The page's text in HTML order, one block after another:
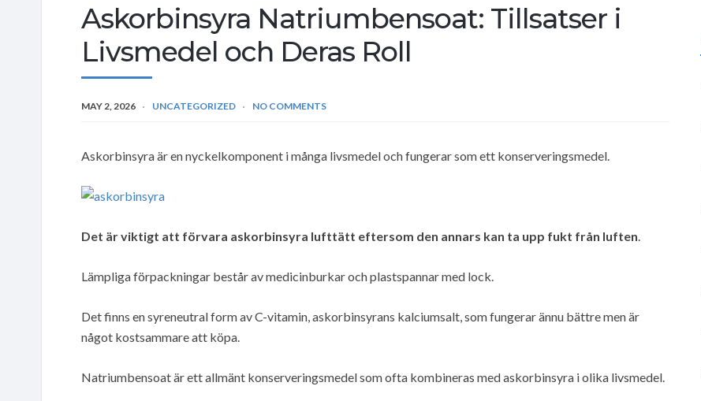
Askorbinsyra Natriumbensoat: Tillsatser i
Livsmedel och Deras Roll
MAY 2, 2026 UNCATEGORIZED NO COMMENTS
Askorbinsyra är en nyckelkomponent i många livsmedel och fungerar som ett konserveringsmedel.
Det är viktigt att förvara askorbinsyra lufttätt eftersom den annars kan ta upp fukt från luften.
Lämpliga förpackningar består av medicinburkar och plastspannar med lock.
Det finns en syreneutral form av C-vitamin, askorbinsyrans kalciumsalt, som fungerar ännu bättre men är
något kostsammare att köpa.
Natriumbensoat är ett allmänt konserveringsmedel som ofta kombineras med askorbinsyra i olika livsmedel.